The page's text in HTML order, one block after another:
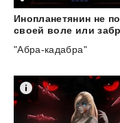
Инопланетянин не по
"Абра-кадабра"